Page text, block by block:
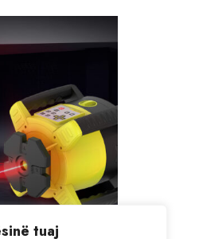
tuaj